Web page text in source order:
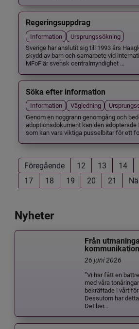
Regeringsuppdrag
Information
Ursprungssökning
Sverige har anslutit sig till 1993 års
skydd av barn och samarbete vid
MFoF är svensk centralmyndighet ...
Söka efter information
Information Vägledning
Genom en noggrann genomgång och
adoptionsdokument kan den adopterade
som kan vara viktiga pusselbitar för ett
Föregående 12 13 14
17
18 19 20 21
Nyheter
Från
kommunikation
26 juni 2026
”Vi har fått en
med våra
bekräftade i vårt
Dessutom har
Det ber...